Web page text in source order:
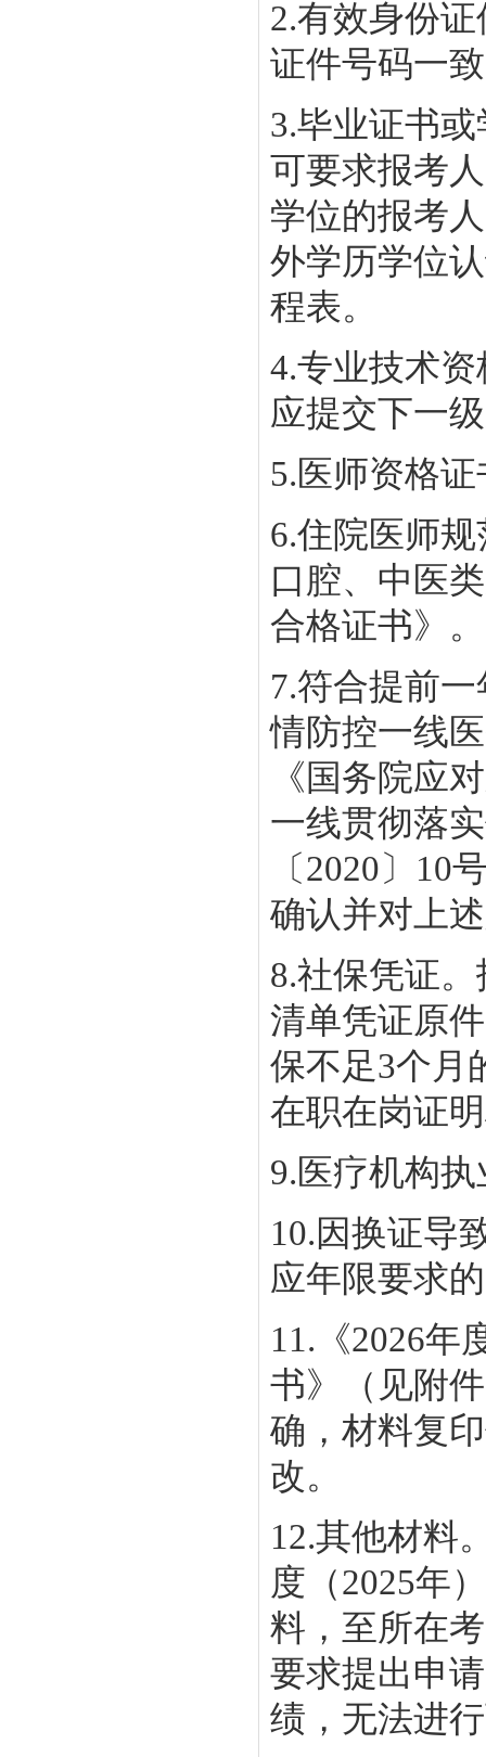
2.有效身份
证件号码一
3.毕业证书
可要求报考
学位的报考
外学历学位
程表。
4.专业技术
应提交下一
5.医师资格
6.住院医师
口腔、中医
合格证书》。
7.符合提前
情防控一线
《国务院应
一线贯彻落
〔2020〕
确认并对上
8.社保凭证
清单凭证原
保不足3个月
在职在岗证
9.医疗机构
10.因换证导
应年限要求
11.《2026年
书》（见附
确，材料复
改。
12.其他材料
度（2025年
料，至所在
要求提出申
绩，无法进